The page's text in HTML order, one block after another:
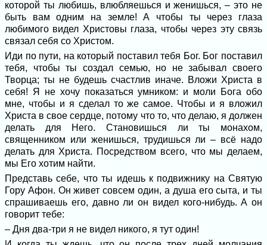
которой ты любишь, влюбляешься и женишься, – это не
быть вам одним на земле! А чтобы ты через глаза
любимого видел Христовы глаза, чтобы через эту связь
связал себя со Христом.
Иди по пути, на который поставил тебя Бог. Бог поставил
тебя, чтобы ты создал семью, но не забывал своего
Творца; ты не будешь счастлив иначе. Вложи Христа в
себя! Я не хочу показаться умником: и моли Бога обо
мне, чтобы и я сделал то же самое. Чтобы и я вложил
Христа в свое сердце, потому что то, что делаю, я должен
делать для Него. Становишься ли ты монахом,
священником или женишься, трудишься ли – всё надо
делать для Христа. Посредством всего, что мы делаем,
мы Его хотим найти.
Представь себе, что ты идешь к подвижнику на Святую
Гору Афон. Он живет совсем один, а душа его сыта, и ты
спрашиваешь его, давно ли он видел кого-нибудь. А он
говорит тебе:
– Дня два-три я не видел никого, я тут один!